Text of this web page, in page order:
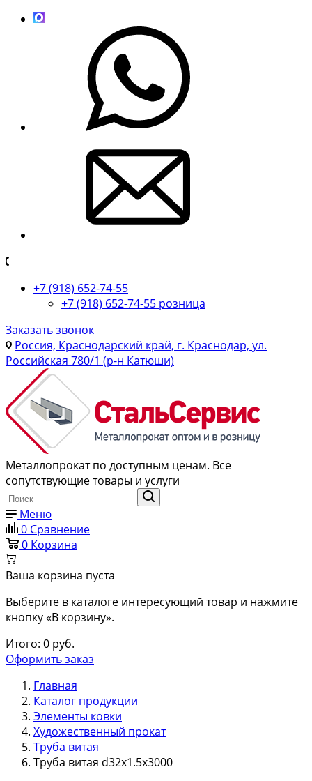
+7 (918) 652-74-55
+7 (918) 652-74-55 розница
Заказать звонок
Россия, Краснодарский край, г. Краснодар, ул.
Российская 780/1 (р-н Катюши)
Металлопрокат по доступным ценам. Все
сопутствующие товары и услуги
Меню
0 Сравнение
0 Корзина
Ваша корзина пуста
Выберите в каталоге интересующий товар и нажмите
кнопку «В корзину».
Итого: 0 руб.
Оформить заказ
Главная
Каталог продукции
Элементы ковки
Художественный прокат
Труба витая
Труба витая d32х1.5х3000